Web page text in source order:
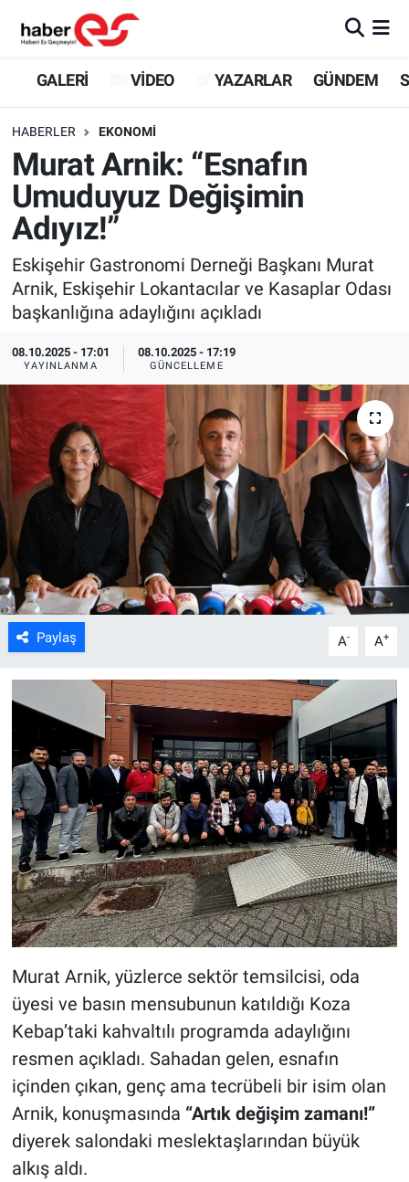
GALERİ VİDEO YAZARLAR GÜNDEM
HABERLER EKONOMİ
Murat Arnik: “Esnafın
Umuduyuz Değişimin
Adıyız!”
Eskişehir Gastronomi Derneği Başkanı Murat
Arnik, Eskişehir Lokantacılar ve Kasaplar Odası
başkanlığına adaylığını açıkladı
08.10.2025 - 17:01
YAYINLANMA
08.10.2025 - 17:19
GÜNCELLEME
Paylaş A- A+
Murat Arnik, yüzlerce sektör temsilcisi, oda
üyesi ve basın mensubunun katıldığı Koza
Kebap’taki kahvaltılı programda adaylığını
resmen açıkladı. Sahadan gelen, esnafın
içinden çıkan, genç ama tecrübeli bir isim olan
Arnik, konuşmasında “Artık değişim zamanı!”
diyerek salondaki meslektaşlarından büyük
alkış aldı.
GALERİ
YAZARLAR
GÜNDEM
SİYASET
TEKNOLOJİ
EKONOMİ
SPOR
ASAYİŞ
Eskişehir Nöbetçi Eczaneler
Eskişehir Trafik Yoğunluk Haritası
Süper Lig Puan Durumu ve Fikstür
Tüm Manşetler
Son Dakika Haberleri
Haber Arşivi